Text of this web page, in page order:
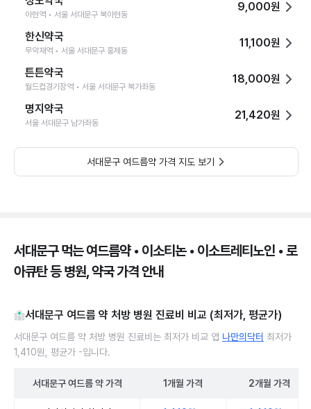
아현역 • 서울 서대문구 북아현동
9,000원
한신약국
무악재역 • 서울 서대문구 홍제동
11,100원
튼튼약국
월드컵경기장역 • 서울 서대문구 북가좌동
18,000원
명지약국
서울 서대문구 남가좌동
21,420원
서대문구 여드름약 가격 지도 보기
서대문구 먹는 여드름약 • 이소티논 • 이소트레티노인 • 로
아큐탄 등 병원, 약국 가격 안내
서대문구 여드름 약 처방 병원 진료비 비교 (최저가, 평균가)
서대문구 여드름 약 처방 병원 진료비는 최저가 비교 앱 나만의닥터 최저가
1,410원, 평균가 -입니다.
서대문구 여드름 약가격 1개월 가격 2개월 가격